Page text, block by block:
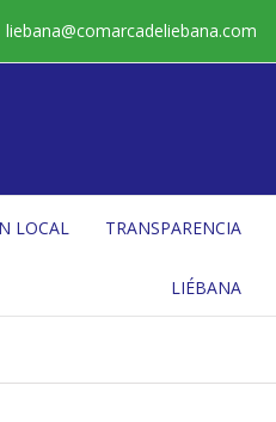
liebana@comarcadeliebana.com
LOCAL TRANSPARENCIA
LIÉBANA